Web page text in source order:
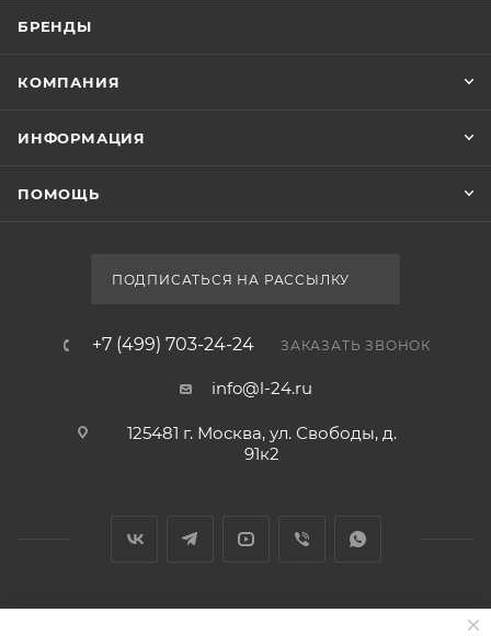
БРЕНДЫ
КОМПАНИЯ
ИНФОРМАЦИЯ
ПОМОЩЬ
ПОДПИСАТЬСЯ НА РАССЫЛКУ
+7 (499) 703-24-24 ЗАКАЗАТЬ ЗВОНОК
info@l-24.ru
125481 г. Москва, ул. Свободы, д.
91к2